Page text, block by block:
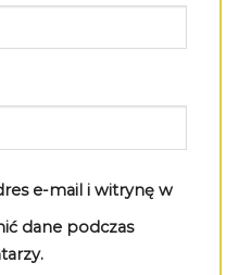
e-mail i witrynę w
dane podczas